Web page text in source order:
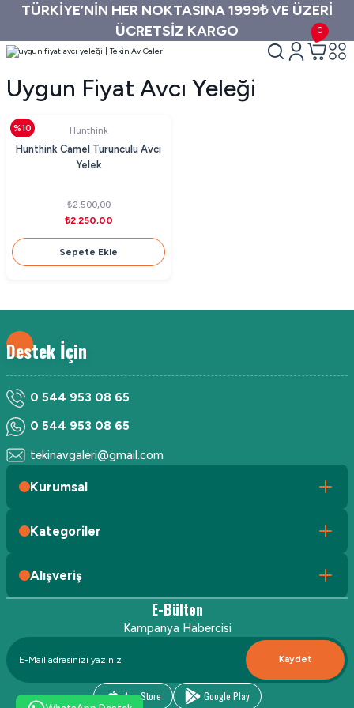
TÜRKİYE’NİN HER NOKTASINA 1999₺ VE ÜZERİ
ÜCRETSİZ KARGO
0
Uygun Fiyat Avcı Yeleği
%10 Hunthink
Hunthink Camel Turunculu Avcı
Yelek
₺2.500,00
₺2.250,00
Sepete Ekle
Destek İçin
0 544 953 08 65
0 544 953 08 65
tekinavgaleri@gmail.com
Kurumsal
Kategoriler
Alışveriş
E-Bülten
Kampanya Habercisi
Kaydet
App Store Google Play